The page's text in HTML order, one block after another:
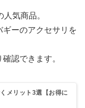
人気商品。
ーのアクセサリを
認できます。
メリット3選【お得に